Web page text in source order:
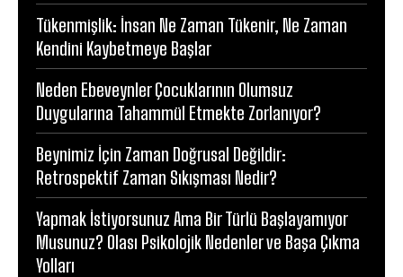
Tükenmişlik: İnsan Ne Zaman Tükenir, Ne Zaman
Kendini Kaybetmeye Başlar
Neden Ebeveynler Çocuklarının Olumsuz
Duygularına Tahammül Etmekte Zorlanıyor?
Beynimiz İçin Zaman Doğrusal Değildir:
Retrospektif Zaman Sıkışması Nedir?
Yapmak İstiyorsunuz Ama Bir Türlü Başlayamıyor
Musunuz? Olası Psikolojik Nedenler ve Başa Çıkma
Yolları